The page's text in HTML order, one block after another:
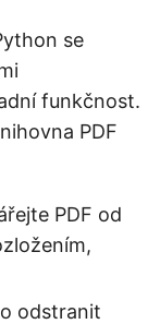
se
funkčnost.
PDF
PDF od
odstranit